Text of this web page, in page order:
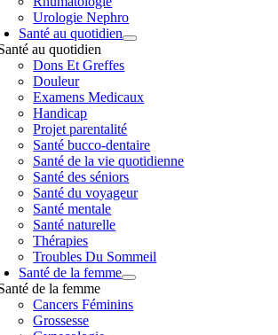
Urologie Nephro
Santé au quotidien
au quotidien
Dons Et Greffes
Douleur
Examens Medicaux
Handicap
Projet parentalité
Santé bucco-dentaire
Santé de la vie quotidienne
Santé des séniors
Santé du voyageur
Santé mentale
Santé naturelle
Thérapies
Troubles Du Sommeil
Santé de la femme
de la femme
Cancers Féminins
Grossesse